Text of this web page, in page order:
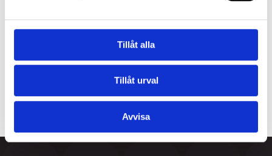
Tillåt alla
Tillåt urval
Avvisa